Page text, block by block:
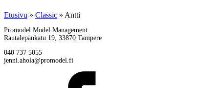
Etusivu » Classic » Antti
Promodel Model Management
Rautalepänkatu 19, 33870 Tampere
040 737 5055
jenni.ahola@promodel.fi